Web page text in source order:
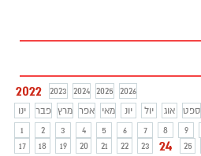
2022 2023 2024 2025
2026
ינו
פבר מרץ אפר מאי יונ יול אוג ספט
1 2 3 4 5 6 7 8 9
17
18 19 20 21 22 23 24 25